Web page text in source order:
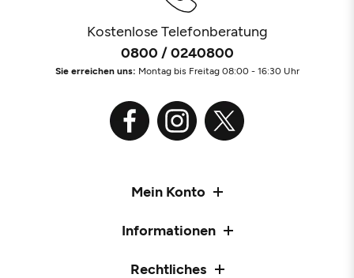
Kostenlose Telefonberatung
0800 / 0240800
Sie erreichen uns: Montag bis Freitag 08:00 - 16:30 Uhr
Mein Konto
Informationen
Rechtliches